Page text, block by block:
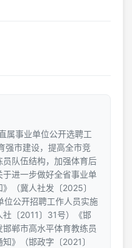
属事业单位公开选聘工
强市建设，提高全市竞
队伍结构，加强体育后
进一步做好全省事业单
（冀人社发〔2025〕
位公开招聘工作人员实施
〔2011〕31号）《邯
郸市高水平体育教练员
》（邯政字〔2021〕